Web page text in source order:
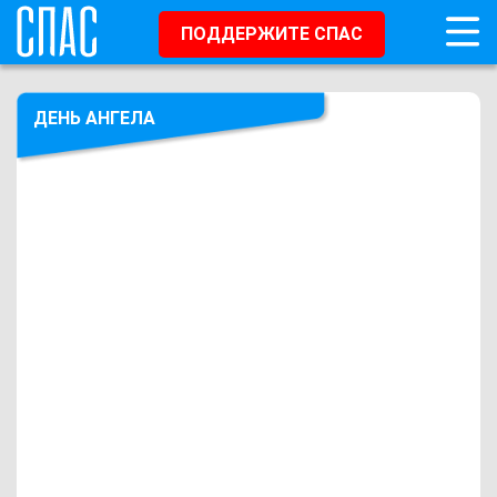
ПОДДЕРЖИТЕ СПАС
ДЕНЬ АНГЕЛА